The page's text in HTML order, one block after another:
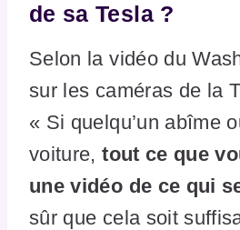
de sa Tesla ?
Selon la vidéo du
sur les caméras de la
« Si quelqu’un abîme
voiture,tout ce que
une vidéo de ce qui
sûr que cela soit